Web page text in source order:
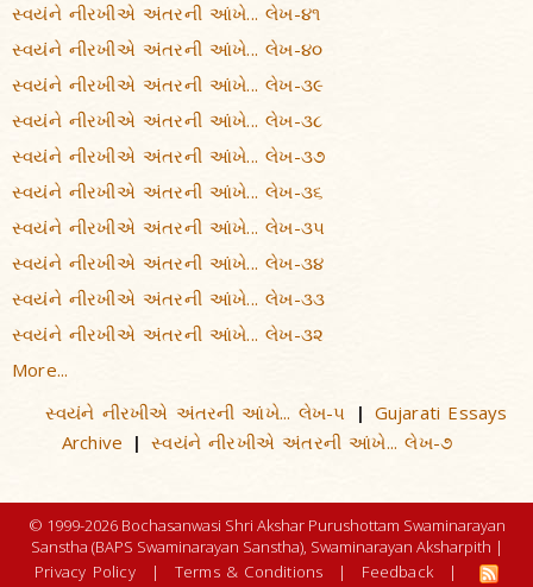
સ્વયંને નીરખીએ અંતરની આંખે... લેખ-૪૧
સ્વયંને નીરખીએ અંતરની આંખે... લેખ-૪૦
સ્વયંને નીરખીએ અંતરની આંખે... લેખ-૩૯
સ્વયંને નીરખીએ અંતરની આંખે... લેખ-૩૮
સ્વયંને નીરખીએ અંતરની આંખે... લેખ-૩૭
સ્વયંને નીરખીએ અંતરની આંખે... લેખ-૩૬
સ્વયંને નીરખીએ અંતરની આંખે... લેખ-૩૫
સ્વયંને નીરખીએ અંતરની આંખે... લેખ-૩૪
સ્વયંને નીરખીએ અંતરની આંખે... લેખ-૩૩
સ્વયંને નીરખીએ અંતરની આંખે... લેખ-૩૨
More...
સ્વયંને નીરખીએ અંતરની આંખે... લેખ-૫ | Gujarati Essays
Archive |સ્વયંને નીરખીએ અંતરની આંખે... લેખ-૭
© 1999-2026 Bochasanwasi Shri Akshar Purushottam Swaminarayan
Sanstha (BAPS Swaminarayan Sanstha), Swaminarayan Aksharpith |
Privacy Policy
| Terms & Conditions | Feedback |